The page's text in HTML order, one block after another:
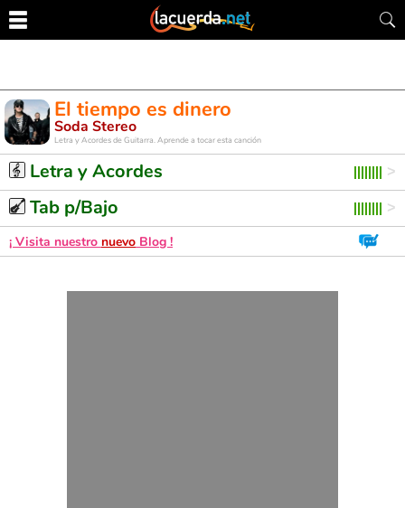
El tiempo es dinero
Soda Stereo
Letra y Acordes de Guitarra. Aprende a tocar esta canción
Letra y Acordes
Tab p/Bajo
¡ Visita nuestro nuevo Blog !